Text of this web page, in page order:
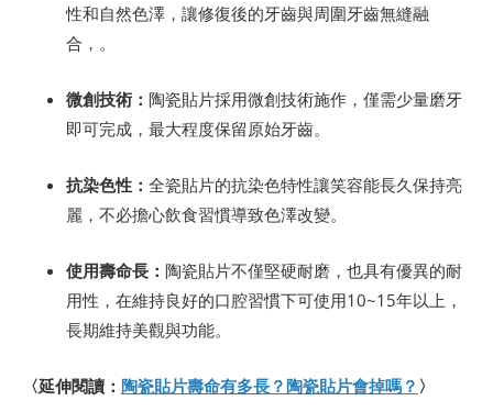
性和自然色澤，讓修復後的牙齒與周圍牙齒無縫融
合，。
微創技術： 陶瓷貼片採用微創技術施作，僅需少量磨牙
即可完成，最大程度保留原始牙齒。
抗染色性： 全瓷貼片的抗染色特性讓笑容能長久保持亮
麗，不必擔心飲食習慣導致色澤改變。
使用壽命長： 陶瓷貼片不僅堅硬耐磨，也具有優異的耐
用性，在維持良好的口腔習慣下可使用10~15年以上，
長期維持美觀與功能。
〈延伸閱讀： 陶瓷貼片壽命有多長？陶瓷貼片會掉嗎？ 〉